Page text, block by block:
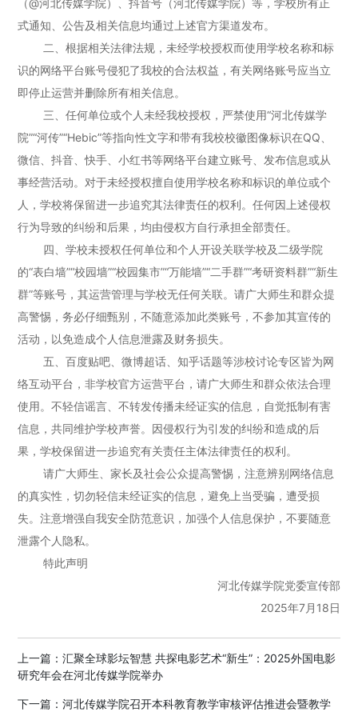
（@河北传媒学院）、抖音号（河北传媒学院）等，学校所有正
式通知、公告及相关信息均通过上述官方渠道发布。
二、根据相关法律法规，未经学校授权而使用学校名称和标
识的网络平台账号侵犯了我校的合法权益，有关网络账号应当立
即停止运营并删除所有相关信息。
三、任何单位或个人未经我校授权，严禁使用“河北传媒学
院”“河传”“Hebic”等指向性文字和带有我校校徽图像标识在QQ、
微信、抖音、快手、小红书等网络平台建立账号、发布信息或从
事经营活动。对于未经授权擅自使用学校名称和标识的单位或个
人，学校将保留进一步追究其法律责任的权利。任何因上述侵权
行为导致的纠纷和后果，均由侵权方自行承担全部责任。
四、学校未授权任何单位和个人开设关联学校及二级学院
的“表白墙”“校园墙”“校园集市”“万能墙”“二手群”“考研资料群”“新生
群”等账号，其运营管理与学校无任何关联。请广大师生和群众提
高警惕，务必仔细甄别，不随意添加此类账号，不参加其宣传的
活动，以免造成个人信息泄露及财务损失。
五、百度贴吧、微博超话、知乎话题等涉校讨论专区皆为网
络互动平台，非学校官方运营平台，请广大师生和群众依法合理
使用。不轻信谣言、不转发传播未经证实的信息，自觉抵制有害
信息，共同维护学校声誉。因侵权行为引发的纠纷和造成的后
果，学校保留进一步追究有关责任主体法律责任的权利。
请广大师生、家长及社会公众提高警惕，注意辨别网络信息
的真实性，切勿轻信未经证实的信息，避免上当受骗，遭受损
失。注意增强自我安全防范意识，加强个人信息保护，不要随意
泄露个人隐私。
特此声明
河北传媒学院党委宣传部
2025年7月18日
上一篇：汇聚全球影坛智慧 共探电影艺术“新生”：2025外国电影
研究年会在河北传媒学院举办
下一篇：河北传媒学院召开本科教育教学审核评估推进会暨教学